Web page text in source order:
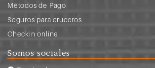
Métodos de Pago
Seguros para cruceros
Checkin online
Somos sociales